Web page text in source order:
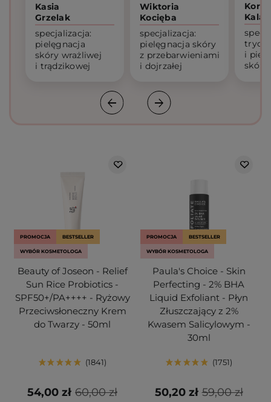
Kasia
Grzelak
specjalizacja:
pielęgnacja
skóry wrażliwej
i trądzikowej
Wiktoria
Kocięba
specjalizacja:
pielęgnacja skóry
z przebarwieniami
i dojrzałej
i
skóry
PROMOCJA BESTSELLER
WYBÓR KOSMETOLOGA
Beauty of Joseon - Relief
Sun Rice Probiotics -
SPF50+/PA++++ - Ryżowy
Przeciwsłoneczny Krem
do Twarzy - 50ml
1841
60,00 zł
54,00 zł
PROMOCJA BESTSELLER
WYBÓR KOSMETOLOGA
Paula's Choice - Skin
Perfecting - 2% BHA
Liquid Exfoliant - Płyn
Złuszczający z 2%
Kwasem Salicylowym -
30ml
1751
59,00 zł
50,20 zł